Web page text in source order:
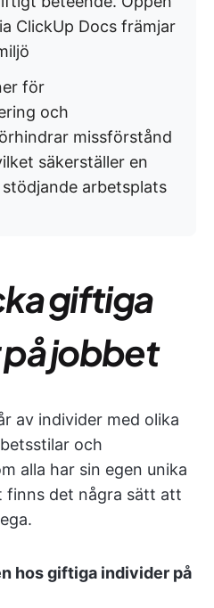
ClickUp Docs främjar
för
och
missförstånd
säkerställer en
arbetsplats
giftiga
jobbet
av individer med olika
och
alla har sin egen unika
finns det några sätt att
hos giftiga individer på